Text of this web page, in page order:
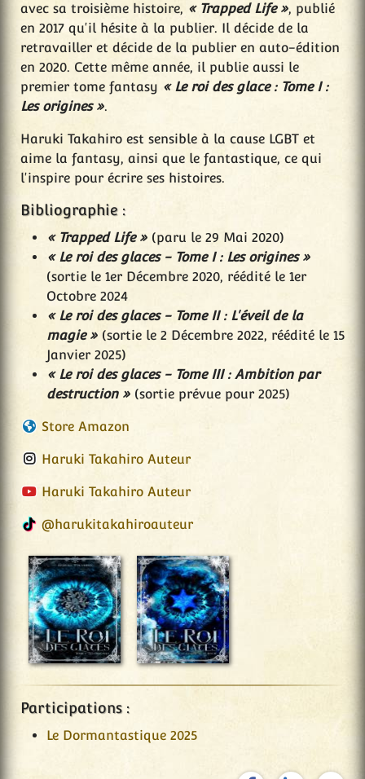
avec sa troisième histoire, « Trapped Life », publié
en 2017 qu'il hésite à la publier. Il décide de la
retravailler et décide de la publier en auto-édition
en 2020. Cette même année, il publie aussi le
premier tome fantasy « Le roi des glace : Tome I :
Les origines ».
Haruki Takahiro est sensible à la cause LGBT et
aime la fantasy, ainsi que le fantastique, ce qui
l'inspire pour écrire ses histoires.
Bibliographie :
« Trapped Life » (paru le 29 Mai 2020)
« Le roi des glaces - Tome I : Les origines »
(sortie le 1er Décembre 2020, réédité le 1er
Octobre 2024
« Le roi des glaces - Tome II : L'éveil de la
magie » (sortie le 2 Décembre 2022, réédité le 15
Janvier 2025)
« Le roi des glaces - Tome III : Ambition par
destruction » (sortie prévue pour 2025)
Store Amazon
Haruki Takahiro Auteur
Haruki Takahiro Auteur
@harukitakahiroauteur
Participations :
Le Dormantastique 2025